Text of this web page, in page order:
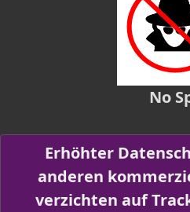
No
Erhöhter
anderen
verzichten auf